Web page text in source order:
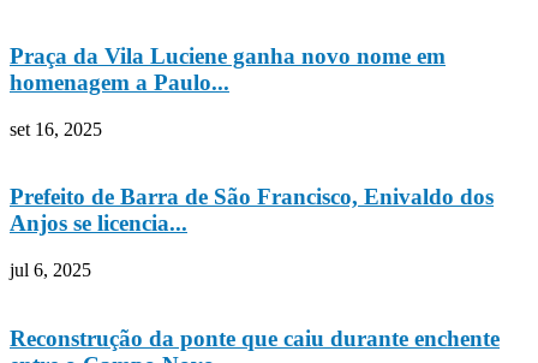
Praça da Vila Luciene ganha novo nome em
homenagem a Paulo...
set 16, 2025
Prefeito de Barra de São Francisco, Enivaldo dos
Anjos se licencia...
jul 6, 2025
Reconstrução da ponte que caiu durante enchente